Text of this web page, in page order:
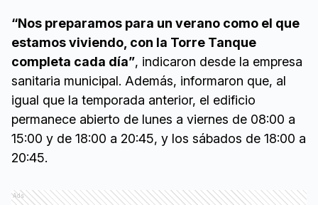
“Nos preparamos para un verano como el que
estamos viviendo, con la Torre Tanque
completa cada día”, indicaron desde la empresa
sanitaria municipal. Además, informaron que, al
igual que la temporada anterior, el edificio
permanece abierto de lunes a viernes de 08:00 a
15:00 y de 18:00 a 20:45, y los sábados de 18:00 a
20:45.
Ads